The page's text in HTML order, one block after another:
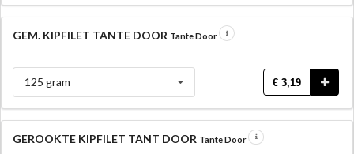
GEM. KIPFILET TANTE DOOR Tante Door
125 gram € 3,19
GEROOKTE KIPFILET TANT DOOR Tante Door